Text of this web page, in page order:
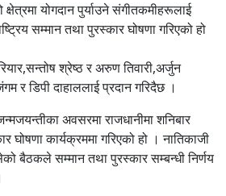
योगदान पुर्याउने संगीतकमीहरूलाई
सम्मान तथा पुरस्कार घोषणा गरिएको हो
श्रेष्ठ र अरुण तिवारी,अर्जुन
र डिपी दाहाललाई प्रदान गरिदैछ ।
अवसरमा राजधानीमा शनिबार
घोषणा कार्यक्रममा गरिएको हो । नातिकाजी
बैठकले सम्मान तथा पुरस्कार सम्बन्धी निर्णय